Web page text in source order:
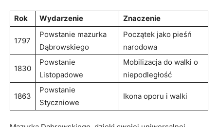
Rok Wydarzenie Znaczenie
1797
Powstanie mazurka
Dąbrowskiego
Początek⁢ jako pieśń
narodowa
1830
Powstanie
Listopadowe
Mobilizacja do walki o
niepodległość
1863
Powstanie
Styczniowe
Ikona oporu i walki